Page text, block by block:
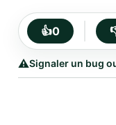
👍0
⚠️Signaler un bug